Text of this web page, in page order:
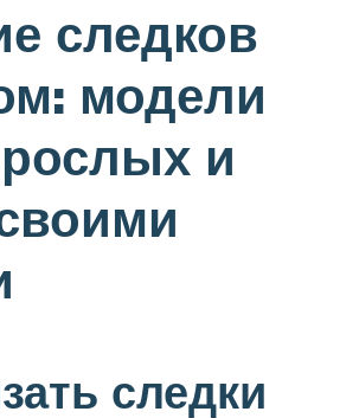
следков
модели
и
следки